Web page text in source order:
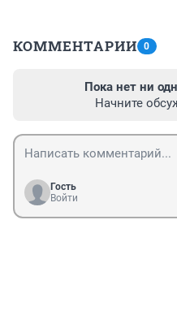
КОММЕНТАРИИ 0
Пока нет ни
Начните
Гость
Войти